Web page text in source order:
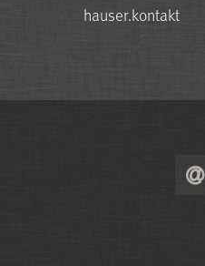
hauser.kontakt